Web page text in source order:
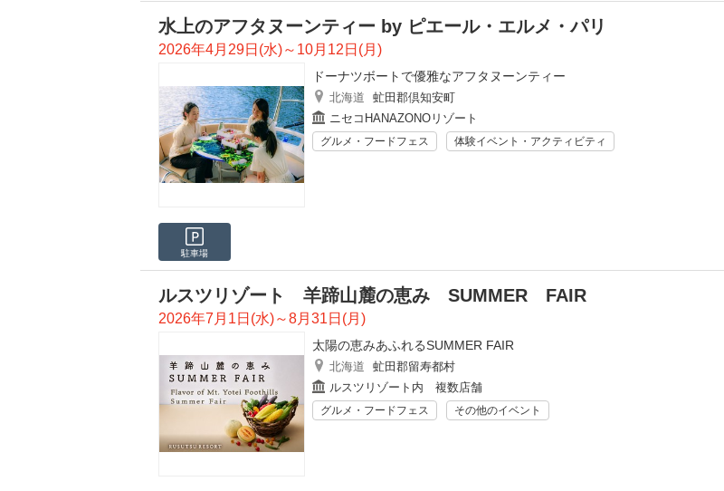
水上のアフタヌーンティー by ピエール・エルメ・パリ
2026年4月29日(水)～10月12日(月)
ドーナツボートで優雅なアフタヌーンティー
北海道
虻田郡倶知安町
ニセコHANAZONOリゾート
グルメ・フードフェス 体験イベント・アクティビティ
駐車場
ルスツリゾート 羊蹄山麓の恵み SUMMER FAIR
2026年7月1日(水)～8月31日(月)
太陽の恵みあふれるSUMMER FAIR
北海道
虻田郡留寿都村
ルスツリゾート内 複数店舗
グルメ・フードフェス その他のイベント